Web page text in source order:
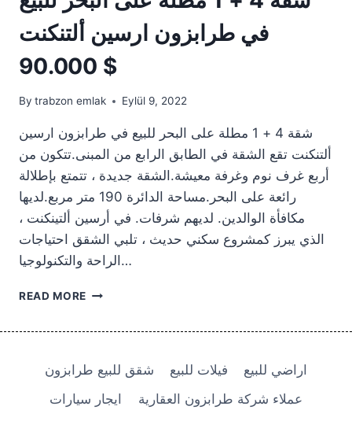
في طرابزون ارسين ألتنكنت
90.000 $
By trabzon emlak Eylül 9, 2022
شقة 4 + 1 مطلة على البحر للبيع في طرابزون ارسين
ألتنكنت تقع الشقة في الطابق الرابع من المبنى.تتكون من
أربع غرف نوم وغرفة معيشة.الشقة جديدة ، تتمتع بإطلالة
رائعة على البحر.مساحة الدائرة 190 متر مربع.لديها
مكافأة الوالدين. لديهم شرفات. في أرسين ألتينكنت ،
الذي يبرز كمشروع سكني حديث ، تلبي الشقق احتياجات
الراحة والتكنولوجيا…
READ MORE شقة
على
البحر
للبيع
شقق للبيع طرابزون فيلات للبيع
اراضي للبيع
ايجار سيارات
عملاء شركة طرابزون العقارية